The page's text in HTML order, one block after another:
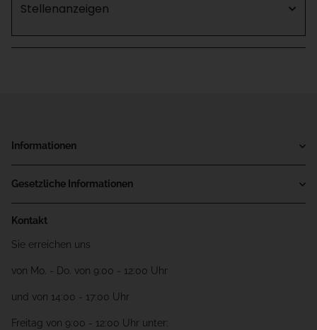
Stellenanzeigen
Informationen
Gesetzliche Informationen
Kontakt
Sie erreichen uns
von Mo. - Do. von 9:00 - 12:00 Uhr
und von 14:00 - 17:00 Uhr
Freitag von 9:00 - 12:00 Uhr unter: